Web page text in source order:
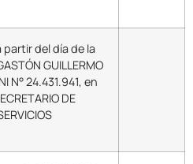
partir del día de la
GUILLERMO
N° 24.431.941, en
DE